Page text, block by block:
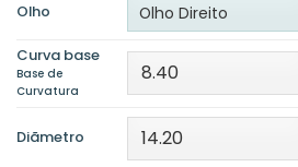
Olho Olho Direito
Curva base
Base de
Curvatura
Diãmetro